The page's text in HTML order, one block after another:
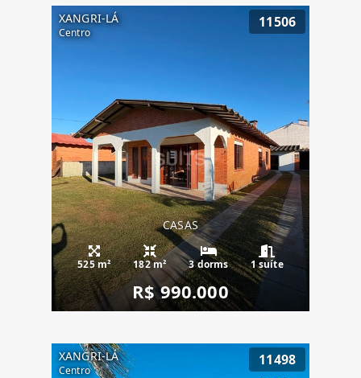
XANGRI-LÁ
Centro
11506
CASAS
525 m² 182 m² 3 dorms 1 suíte
R$ 990.000
XANGRI-LÁ
Centro
11498